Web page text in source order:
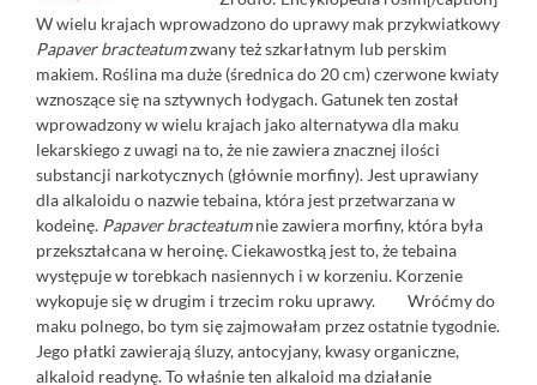
W wielu krajach wprowadzono do uprawy mak przykwiatkowy
Papaver bracteatumzwany też szkarłatnym lub perskim
makiem. Roślina ma duże (średnica do 20 cm) czerwone kwiaty
wznoszące się na sztywnych łodygach. Gatunek ten został
wprowadzony w wielu krajach jako alternatywa dla maku
lekarskiego z uwagi na to, że nie zawiera znacznej ilości
substancji narkotycznych (głównie morfiny). Jest uprawiany
dla alkaloidu o nazwie tebaina, która jest przetwarzana w
kodeinę. Papaver bracteatumnie zawiera morfiny, która była
przekształcana w heroinę. Ciekawostką jest to, że tebaina
występuje w torebkach nasiennych i w korzeniu. Korzenie
wykopuje się w drugim i trzecim roku uprawy. Wróćmy do
maku polnego, bo tym się zajmowałam przez ostatnie tygodnie.
Jego płatki zawierają śluzy, antocyjany, kwasy organiczne,
alkaloid readynę. To właśnie ten alkaloid ma działanie